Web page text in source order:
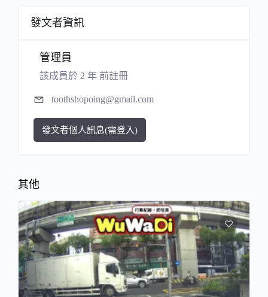
發文者資訊
管理員
該成員於 2 年 前註冊
toothshopoing@gmail.com
發文者個人訊息(需登入)
其他